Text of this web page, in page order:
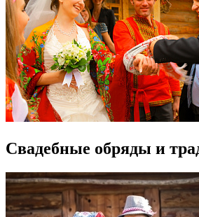
Свадебные обряды и